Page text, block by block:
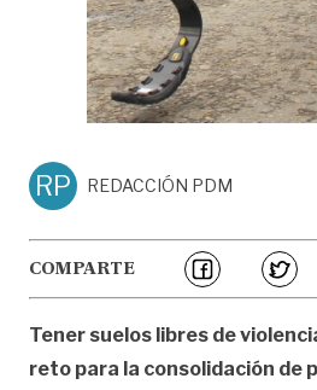
RP REDACCIÓN PDM
COMPARTE
Tener suelos libres de
reto para la consolidación de